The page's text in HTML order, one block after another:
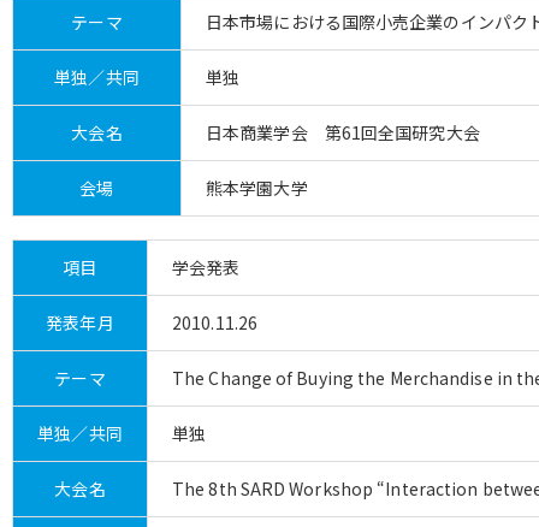
テーマ 日本市場における国際小売企業のインパク
単独／共同 単独
大会名 日本商業学会 第61回全国研究大会
会場 熊本学園大学
項目 学会発表
発表年月 2010.11.26
テーマ The Change of Buying the Merchandise in
単独／共同 単独
大会名 The 8th SARD Workshop “Interaction